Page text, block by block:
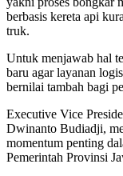
berbasis kereta api
truk.
Untuk menjawab hal
baru agar layanan
bernilai tambah bagi
Executive Vice
Dwinanto Budiadji,
momentum penting
Pemerintah Provinsi